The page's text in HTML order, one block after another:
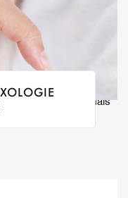
aux pieds, mais